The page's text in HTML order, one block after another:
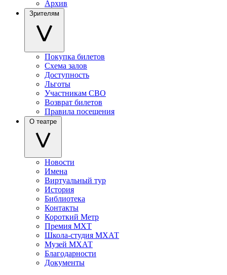
Архив
Зрителям
Покупка билетов
Схема залов
Доступность
Льготы
Участникам СВО
Возврат билетов
Правила посещения
О театре
Новости
Имена
Виртуальный тур
История
Библиотека
Контакты
Короткий Метр
Премия МХТ
Школа-студия МХАТ
Музей МХАТ
Благодарности
Документы